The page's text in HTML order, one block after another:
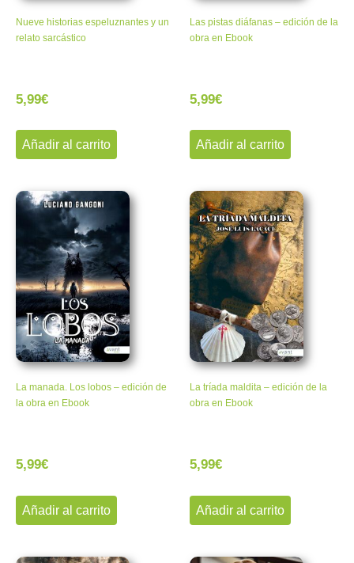
Nueve historias espeluznantes y un
relato sarcástico
5,99€
Añadir al carrito
Las pistas diáfanas – edición de la
obra en Ebook
5,99€
Añadir al carrito
La manada. Los lobos – edición de
la obra en Ebook
5,99€
Añadir al carrito
La tríada maldita – edición de la
obra en Ebook
5,99€
Añadir al carrito